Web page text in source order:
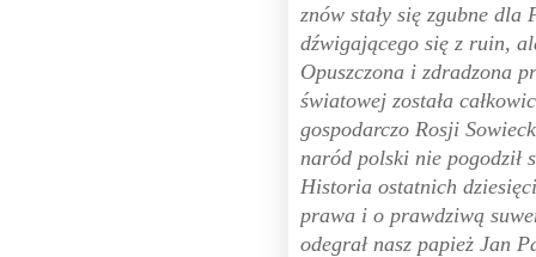
znów stały się zgubne dla
dźwigającego się z ruin,
Opuszczona i zdradzona
światowej została
gospodarczo Rosji
naród polski nie pogodził
Historia ostatnich
prawa i o prawdziwą
odegrał nasz papież Jan